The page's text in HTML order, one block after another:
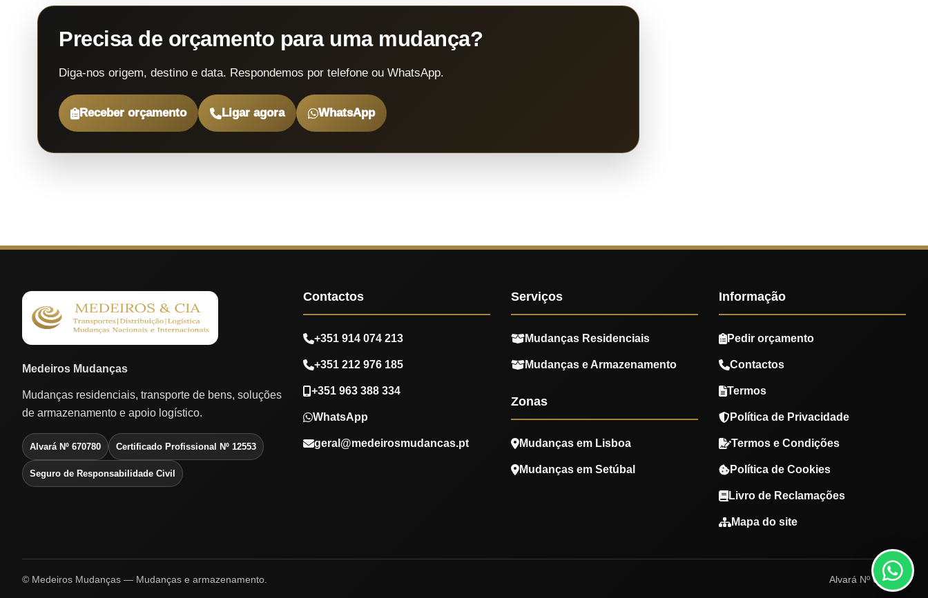
Precisa de orçamento para uma mudança?
Diga-nos origem, destino e data. Respondemos por telefone ou WhatsApp.
Receber orçamento Ligar agora WhatsApp
Medeiros Mudanças
Mudanças residenciais, transporte de bens, soluções
de armazenamento e apoio logístico.
Alvará Nº 670780 Certificado Profissional Nº 12553
Seguro de Responsabilidade Civil
Contactos
+351 914 074 213
+351 212 976 185
+351 963 388 334
WhatsApp
geral@medeirosmudancas.pt
Serviços
Mudanças Residenciais
Mudanças e Armazenamento
Zonas
Mudanças em Lisboa
Mudanças em Setúbal
Informação
Pedir orçamento
Contactos
Termos
Política de Privacidade
Termos e Condições
Política de Cookies
Livro de Reclamações
Mapa do site
© Medeiros Mudanças — Mudanças e armazenamento. Alvará Nº 670780